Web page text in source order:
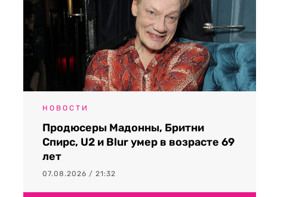
НОВОСТИ
Продюсеры Мадонны, Бритни
Спирс, U2 и Blur умер в возрасте 69
лет
07.08.2026 / 21:32